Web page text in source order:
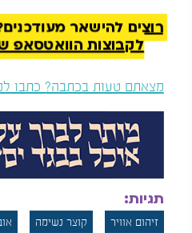
עם גודש באף, נזלת ובקושי
אך ללא חום וללא ממצאים
בצילום חזה. לדבריו, מדובר
לאוויר שאינו נקי, והגירוי
חלק מהמטופלים לטריגר
ויראליות.​
המלצות נוספות
רוצים להישאר
לקבוצות הוואטסאפ של
מצאתם טעות בכתבה? כתבו
תגיות:
זיהום אוויר קוצר נשימה